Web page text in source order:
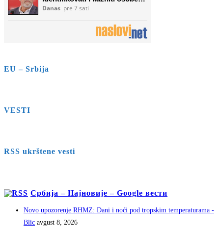
EU – Srbija
VESTI
RSS ukrštene vesti
Србија – Најновије – Google вести
Novo upozorenje RHMZ: Dani i noći pod tropskim temperaturama -
Blic avgust 8, 2026